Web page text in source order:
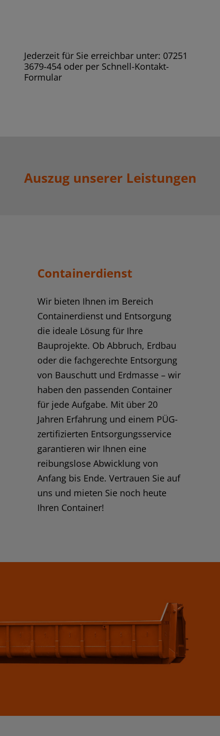
Jederzeit für Sie erreichbar unter: 07251
3679-454 oder per Schnell-Kontakt-
Formular
Auszug unserer Leistungen
Containerdienst
Wir bieten Ihnen im Bereich
Containerdienst und Entsorgung
die ideale Lösung für Ihre
Bauprojekte. Ob Abbruch, Erdbau
oder die fachgerechte Entsorgung
von Bauschutt und Erdmasse – wir
haben den passenden Container
für jede Aufgabe. Mit über 20
Jahren Erfahrung und einem PÜG-
zertifizierten Entsorgungsservice
garantieren wir Ihnen eine
reibungslose Abwicklung von
Anfang bis Ende. Vertrauen Sie auf
uns und mieten Sie noch heute
Ihren Container!